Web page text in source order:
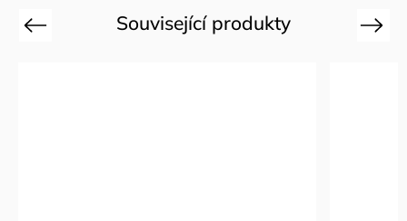
Související produkty
Previous Next